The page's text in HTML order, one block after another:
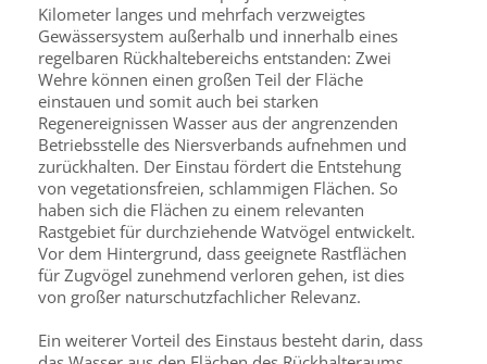
Kilometer langes und mehrfach verzweigtes
Gewässersystem außerhalb und innerhalb eines
regelbaren Rückhaltebereichs entstanden: Zwei
Wehre können einen großen Teil der Fläche
einstauen und somit auch bei starken
Regenereignissen Wasser aus der angrenzenden
Betriebsstelle des Niersverbands aufnehmen und
zurückhalten. Der Einstau fördert die Entstehung
von vegetationsfreien, schlammigen Flächen. So
haben sich die Flächen zu einem relevanten
Rastgebiet für durchziehende Watvögel entwickelt.
Vor dem Hintergrund, dass geeignete Rastflächen
für Zugvögel zunehmend verloren gehen, ist dies
von großer naturschutzfachlicher Relevanz.
Ein weiterer Vorteil des Einstaus besteht darin, dass